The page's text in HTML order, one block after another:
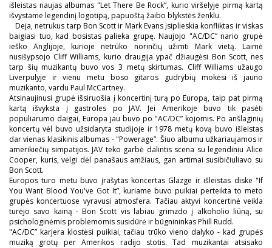
išleistas naujas albumas "Let There Be Rock”, kurio viršelyje pirmą kartą
išvystame legendinį logotipą, papuoštą žaibo blykstės ženklu.
Deja, netrukus tarp Bon Scott ir Mark Evans įsiplieskia konfliktas ir viskas
baigiasi tuo, kad bosistas palieka grupę. Naujojo "AC/DC” nario grupė
ieško Anglijoje, kurioje netrūko norinčių užimti Mark vietą. Laimė
nusišypsojo Cliff Williams, kurio draugija ypač džiaugėsi Bon Scott, nes
tarp šių muzikantų buvo vos 3 metų skirtumas. Cliff Williams užaugo
Liverpulyje ir vienu metu boso gitaros gudrybių mokėsi iš jauno
muzikanto, vardu Paul McCartney.
Atsinaujinusi grupė išsiruošia į koncertinį turą po Europą, taip pat pirmą
kartą išvyksta į gastroles po JAV. Jei Amerikoje buvo tik pasėti
populiarumo daigai, Europa jau buvo po "AC/DC” kojomis. Po anšlaginių
koncertų vėl buvo užsidaryta studijoje ir 1978 metų kovą buvo išleistas
dar vienas klasikinis albumas - "Powerage”. Šiuo albumu užkariaujamos ir
amerikiečių simpatijos. JAV teko garbė dalintis scena su legendiniu Alice
Cooper, kuris, vėlgi dėl panašaus amžiaus, gan artimai susibičiuliavo su
Bon Scott.
Europos turo metu buvo įrašytas koncertas Glazge ir išleistas diske "If
You Want Blood You've Got It”, kuriame buvo puikiai perteikta to meto
grupės koncertuose vyravusi atmosfera. Tačiau aktyvi koncertinė veikla
turėjo savo kainą - Bon Scott vis labiau grimzdo į alkoholio liūną, su
psichologinėmis problemomis susidūrė ir būgnininkas Phill Rudd.
"AC/DC” karjera klostėsi puikiai, tačiau trūko vieno dalyko - kad grupės
muziką grotų per Amerikos radijo stotis. Tad muzikantai atsisako